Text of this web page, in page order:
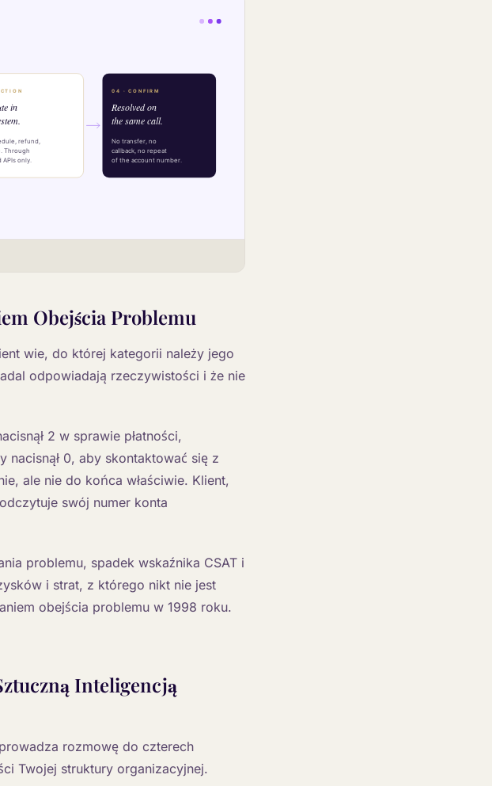
Obejścia Problemu
wie, do której kategorii należy jego
odpowiadają rzeczywistości i że nie
2 w sprawie płatności,
0, aby skontaktować się z
ale nie do końca właściwie. Klient,
swój numer konta
problemu, spadek wskaźnika CSAT i
i strat, z którego nikt nie jest
obejścia problemu w 1998 roku.
Inteligencją
rozmowę do czterech
Twojej struktury organizacyjnej.